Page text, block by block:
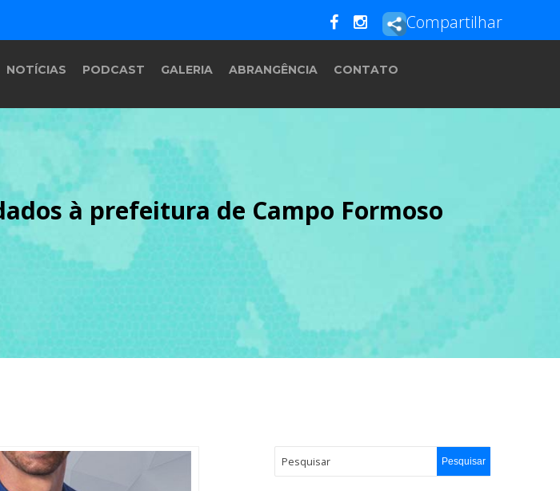
Compartilhar
NOTÍCIAS PODCAST GALERIA ABRANGÊNCIA CONTATO
à prefeitura de Campo Formoso